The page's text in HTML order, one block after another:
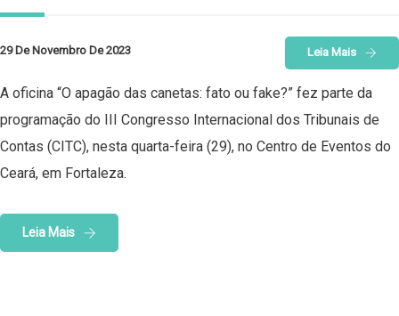
29 De Novembro De 2023 Leia Mais
A oficina “O apagão das canetas: fato ou fake?” fez parte da
programação do III Congresso Internacional dos Tribunais de
Contas (CITC), nesta quarta-feira (29), no Centro de Eventos do
Ceará, em Fortaleza.
Leia Mais